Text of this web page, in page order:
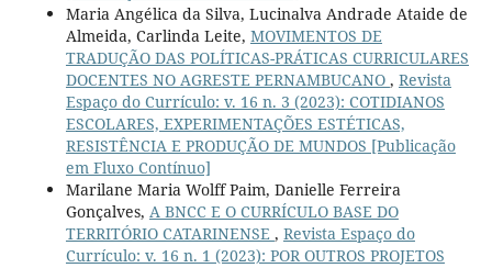
Maria Angélica da Silva, Lucinalva Andrade Ataide de
Almeida, Carlinda Leite, MOVIMENTOS DE
TRADUÇÃO DAS POLÍTICAS-PRÁTICAS CURRICULARES
DOCENTES NO AGRESTE PERNAMBUCANO , Revista
Espaço do Currículo: v. 16 n. 3 (2023): COTIDIANOS
ESCOLARES, EXPERIMENTAÇÕES ESTÉTICAS,
RESISTÊNCIA E PRODUÇÃO DE MUNDOS [Publicação
em Fluxo Contínuo]
Marilane Maria Wolff Paim, Danielle Ferreira
Gonçalves, A BNCC E O CURRÍCULO BASE DO
TERRITÓRIO CATARINENSE , Revista Espaço do
Currículo: v. 16 n. 1 (2023): POR OUTROS PROJETOS